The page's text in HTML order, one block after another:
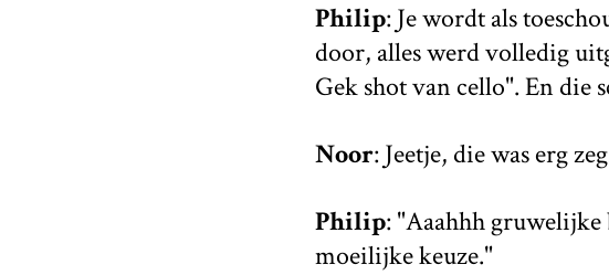
Philip: Je wordt als
door, alles werd volledig
Gek shot van cello". En die
Noor: Jeetje, die was erg
Philip: "Aaahhh gruwelijke
moeilijke keuze."